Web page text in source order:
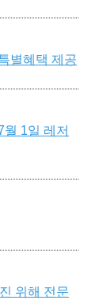
별혜택 제공
1일 레저
위해 전문